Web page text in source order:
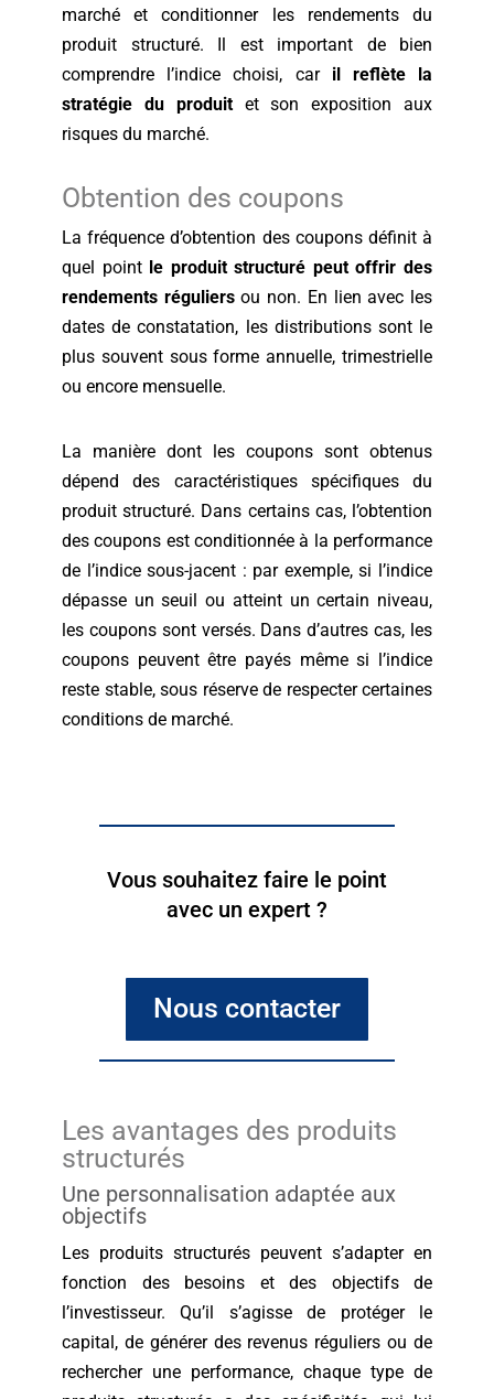
marché et conditionner les rendements du
produit structuré. Il est important de bien
comprendre l’indice choisi, car il reflète la
stratégie du produitet son exposition aux
risques du marché.
Obtention des coupons
La fréquence d’obtention des coupons définit à
quel point le produit structuré peut offrir des
rendements réguliersou non. En lien avec les
dates de constatation, les distributions sont le
plus souvent sous forme annuelle, trimestrielle
ou encore mensuelle.
La manière dont les coupons sont obtenus
dépend des caractéristiques spécifiques du
produit structuré. Dans certains cas, l’obtention
des coupons est conditionnée à la performance
de l’indice sous-jacent : par exemple, si l’indice
dépasse un seuil ou atteint un certain niveau,
les coupons sont versés. Dans d’autres cas, les
coupons peuvent être payés même si l’indice
reste stable, sous réserve de respecter certaines
conditions de marché.
Vous souhaitez faire le point
avec un expert ?
Nous contacter
Les avantages des produits
structurés
Une personnalisation adaptée aux
objectifs
Les produits structurés peuvent s’adapter en
fonction des besoins et des objectifs de
l’investisseur. Qu’il s’agisse de protéger le
capital, de générer des revenus réguliers ou de
rechercher une performance, chaque type de